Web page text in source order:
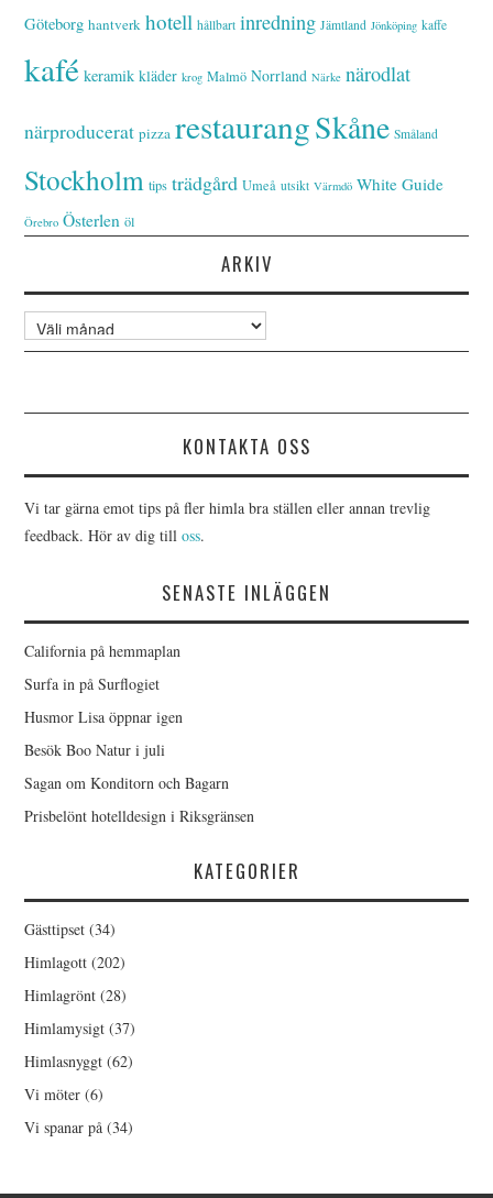
Göteborg hantverk hotell hållbart inredning Jämtland Jönköping kaffe
kafé keramik kläder krog Malmö Norrland Närke närodlat
närproducerat pizza restaurangSkåne Småland
Stockholm tips trädgård Umeå utsikt Värmdö White Guide
Örebro Österlen öl
ARKIV
Arkiv
KONTAKTA OSS
Vi tar gärna emot tips på fler himla bra ställen eller annan trevlig
feedback. Hör av dig tilloss.
SENASTE INLÄGGEN
California på hemmaplan
Surfa in på Surflogiet
Husmor Lisa öppnar igen
Besök Boo Natur i juli
Sagan om Konditorn och Bagarn
Prisbelönt hotelldesign i Riksgränsen
KATEGORIER
Gästtipset (34)
Himlagott (202)
Himlagrönt (28)
Himlamysigt (37)
Himlasnyggt (62)
Vi möter (6)
Vi spanar på (34)